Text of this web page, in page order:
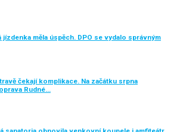
jízdenka měla úspěch. DPO se vydalo správným
čekají komplikace. Na začátku srpna
Rudné…